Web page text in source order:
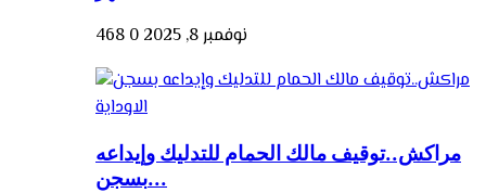
نوفمبر 8, 2025 0
468
مراكش..توقيف مالك الحمام للتدليك وإيداعه
بسجن...